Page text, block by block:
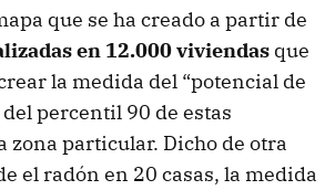
que se ha creado a partir de
en 12.000 viviendas que
la medida del “potencial de
percentil 90 de estas
zona particular. Dicho de otra
el radón en 20 casas, la medida